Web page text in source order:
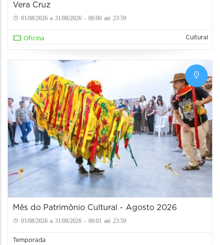
Vera Cruz
01/08/2026 a 31/08/2026 - 00:00 até 23:59
Oficina Cultural
Mês do Patrimônio Cultural - Agosto 2026
01/08/2026 a 31/08/2026 - 00:01 até 23:59
Temporada